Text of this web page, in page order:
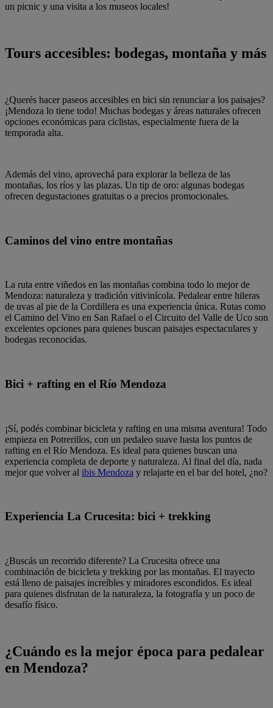
un picnic y una visita a los museos locales!
Tours accesibles: bodegas, montaña y más
¿Querés hacer paseos accesibles en bici sin renunciar a los paisajes?
¡Mendoza lo tiene todo! Muchas bodegas y áreas naturales ofrecen
opciones económicas para ciclistas, especialmente fuera de la
temporada alta.
Además del vino, aprovechá para explorar la belleza de las
montañas, los ríos y las plazas. Un tip de oro: algunas bodegas
ofrecen degustaciones gratuitas o a precios promocionales.
Caminos del vino entre montañas
La ruta entre viñedos en las montañas combina todo lo mejor de
Mendoza: naturaleza y tradición vitivinícola. Pedalear entre hileras
de uvas al pie de la Cordillera es una experiencia única. Rutas como
el Camino del Vino en San Rafael o el Circuito del Valle de Uco son
excelentes opciones para quienes buscan paisajes espectaculares y
bodegas reconocidas.
Bici + rafting en el Río Mendoza
¡Sí, podés combinar bicicleta y rafting en una misma aventura! Todo
empieza en Potrerillos, con un pedaleo suave hasta los puntos de
rafting en el Río Mendoza. Es ideal para quienes buscan una
experiencia completa de deporte y naturaleza. Al final del día, nada
mejor que volver al ibis Mendoza y relajarte en el bar del hotel, ¿no?
Experiencia La Crucesita: bici + trekking
¿Buscás un recorrido diferente? La Crucesita ofrece una
combinación de bicicleta y trekking por las montañas. El trayecto
está lleno de paisajes increíbles y miradores escondidos. Es ideal
para quienes disfrutan de la naturaleza, la fotografía y un poco de
desafío físico.
¿Cuándo es la mejor época para pedalear
en Mendoza?